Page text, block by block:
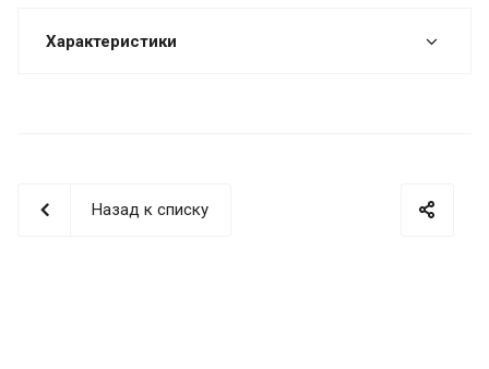
Характеристики
Назад к списку